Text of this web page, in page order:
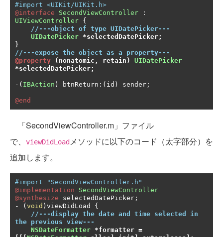
#import <UIKit/UIKit.h>
@interface
SecondViewController
:
UIViewController {
//---object of type UIDatePicker---
UIDatePicker *selectedDatePicker;
}
//---expose the object as a property---
@property
( nonatomic , retain )
UIDatePicker
*selectedDatePicker;
-( IBAction ) btnReturn :( id ) sender ;
@end
「SecondViewController.m」ファイル
で、
viewDidLoad メソッドに以下のコード（太字部分）を
追加します。
#import "SecondViewController.h"
@implementation
SecondViewController
@synthesize selectedDatePicker ;
-
( void ) viewDidLoad {
//---display the date and time selected in
the previous view---
NSDateFormatter *formatter =